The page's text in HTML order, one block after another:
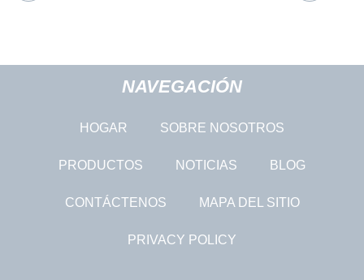
NAVEGACIÓN
HOGAR SOBRE NOSOTROS
PRODUCTOS NOTICIAS BLOG
CONTÁCTENOS MAPA DEL SITIO
PRIVACY POLICY